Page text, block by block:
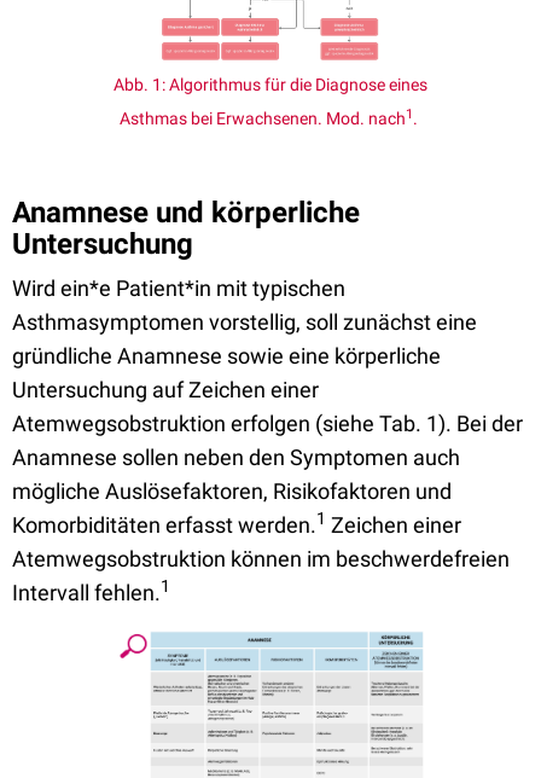
Abb. 1: Algorithmus für die Diagnose eines
Asthmas bei Erwachsenen. Mod. nach1 .
Anamnese und körperliche
Untersuchung
Wird ein*e Patient*in mit typischen
Asthmasymptomen vorstellig, soll zunächst eine
gründliche Anamnese sowie eine körperliche
Untersuchung auf Zeichen einer
Atemwegsobstruktion erfolgen (siehe Tab. 1). Bei der
Anamnese sollen neben den Symptomen auch
mögliche Auslösefaktoren, Risikofaktoren und
Komorbiditäten erfasst werden.1 Zeichen einer
Atemwegsobstruktion können im beschwerdefreien
Intervall fehlen.1